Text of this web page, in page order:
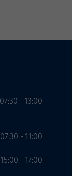
07:30 - 13:00
07:30 - 11:00
15:00 - 17:00